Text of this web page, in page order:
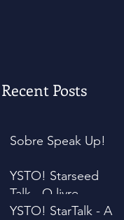
Recent Posts
Sobre Speak Up!
YSTO! Starseed
Talk - O livre
pensar.
YSTO! StarTalk - A